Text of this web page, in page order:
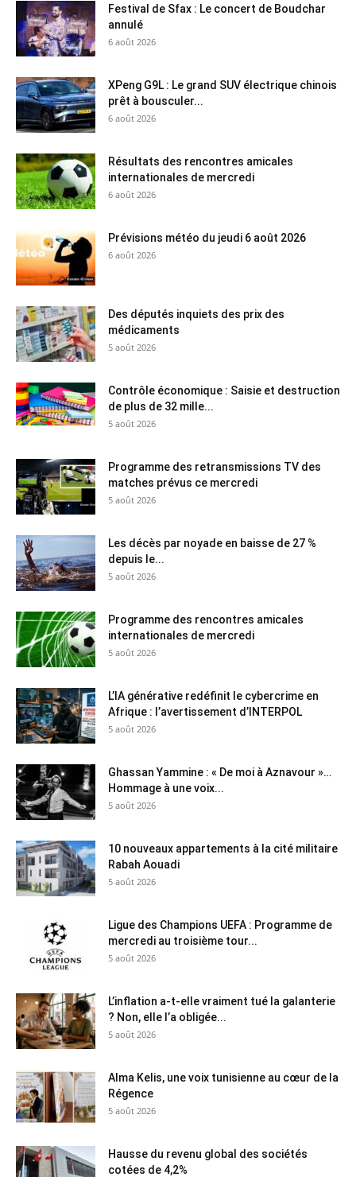
Festival de Sfax : Le concert de Boudchar
annulé
6 août 2026
XPeng G9L : Le grand SUV électrique chinois
prêt à bousculer...
6 août 2026
Résultats des rencontres amicales
internationales de mercredi
6 août 2026
Prévisions météo du jeudi 6 août 2026
6 août 2026
Des députés inquiets des prix des
médicaments
5 août 2026
Contrôle économique : Saisie et destruction
de plus de 32 mille...
5 août 2026
Programme des retransmissions TV des
matches prévus ce mercredi
5 août 2026
Les décès par noyade en baisse de 27 %
depuis le...
5 août 2026
Programme des rencontres amicales
internationales de mercredi
5 août 2026
L’IA générative redéfinit le cybercrime en
Afrique : l’avertissement d’INTERPOL
5 août 2026
Ghassan Yammine : « De moi à Aznavour »…
Hommage à une voix...
5 août 2026
10 nouveaux appartements à la cité militaire
Rabah Aouadi
5 août 2026
Ligue des Champions UEFA : Programme de
mercredi au troisième tour...
5 août 2026
L’inflation a-t-elle vraiment tué la galanterie
? Non, elle l’a obligée...
5 août 2026
Alma Kelis, une voix tunisienne au cœur de la
Régence
5 août 2026
Hausse du revenu global des sociétés
cotées de 4,2%